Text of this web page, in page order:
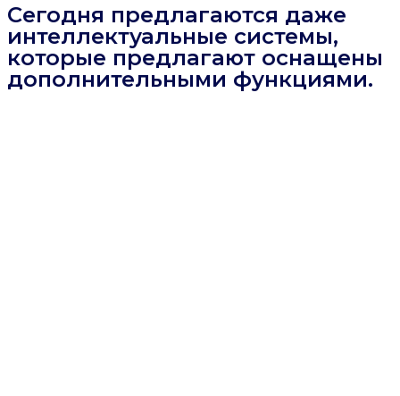
Сегодня предлагаются даже
интеллектуальные системы,
которые предлагают оснащены
дополнительными функциями.